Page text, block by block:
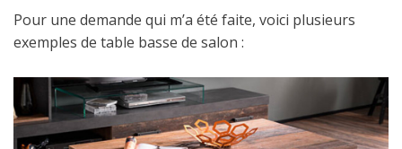
Pour une demande qui m’a été faite, voici plusieurs
exemples de table basse de salon :